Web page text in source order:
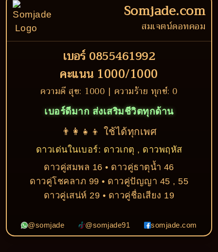
Somjade.com
สมเจตน์ดอทคอม
เบอร์ 0855461992
คะแนน 1000/1000
ความดี สุข: 1000 | ความร้าย ทุกข์: 0
เบอร์ดีมาก ส่งเสริมชีวิตทุกด้าน
👨‍👩‍👧‍👦 ใช้ได้ทุกเพศ
ดาวเด่นในเบอร์: ดาวเกตุ , ดาวพฤหัส
ดาวคู่สมพล 16 • ดาวคู่ธาตุน้ำ 46
ดาวคู่โชคลาภ 99 • ดาวคู่ปัญญา 45 , 55
ดาวคู่เสน่ห์ 29 • ดาวคู่ชื่อเสียง 19
@somjade @somjade91 somjade.com